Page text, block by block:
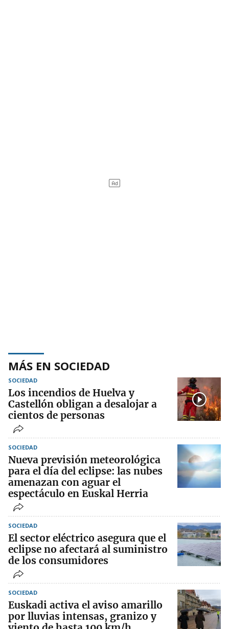
MÁS EN SOCIEDAD
SOCIEDAD
Los incendios de Huelva y
Castellón obligan a desalojar a
cientos de personas
SOCIEDAD
Nueva previsión meteorológica
para el día del eclipse: las nubes
amenazan con aguar el
espectáculo en Euskal Herria
SOCIEDAD
El sector eléctrico asegura que el
eclipse no afectará al suministro
de los consumidores
SOCIEDAD
Euskadi activa el aviso amarillo
por lluvias intensas, granizo y